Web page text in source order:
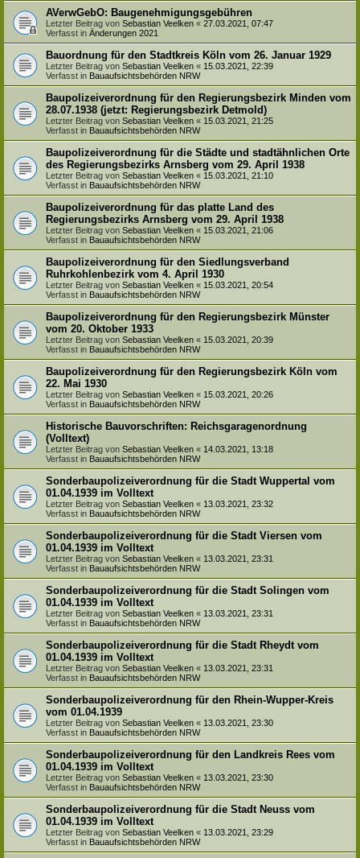
AVerwGebO: Baugenehmigungsgebühren
Letzter Beitrag von Sebastian Veelken « 27.03.2021, 07:47
Verfasst in Änderungen 2021
Bauordnung für den Stadtkreis Köln vom 26. Januar 1929
Letzter Beitrag von Sebastian Veelken « 15.03.2021, 22:39
Verfasst in Bauaufsichtsbehörden NRW
Baupolizeiverordnung für den Regierungsbezirk Minden vom
28.07.1938 (jetzt: Regierungsbezirk Detmold)
Letzter Beitrag von Sebastian Veelken « 15.03.2021, 21:25
Verfasst in Bauaufsichtsbehörden NRW
Baupolizeiverordnung für die Städte und stadtähnlichen Orte
des Regierungsbezirks Arnsberg vom 29. April 1938
Letzter Beitrag von Sebastian Veelken « 15.03.2021, 21:10
Verfasst in Bauaufsichtsbehörden NRW
Baupolizeiverordnung für das platte Land des
Regierungsbezirks Arnsberg vom 29. April 1938
Letzter Beitrag von Sebastian Veelken « 15.03.2021, 21:06
Verfasst in Bauaufsichtsbehörden NRW
Baupolizeiverordnung für den Siedlungsverband
Ruhrkohlenbezirk vom 4. April 1930
Letzter Beitrag von Sebastian Veelken « 15.03.2021, 20:54
Verfasst in Bauaufsichtsbehörden NRW
Baupolizeiverordnung für den Regierungsbezirk Münster
vom 20. Oktober 1933
Letzter Beitrag von Sebastian Veelken « 15.03.2021, 20:39
Verfasst in Bauaufsichtsbehörden NRW
Baupolizeiverordnung für den Regierungsbezirk Köln vom
22. Mai 1930
Letzter Beitrag von Sebastian Veelken « 15.03.2021, 20:26
Verfasst in Bauaufsichtsbehörden NRW
Historische Bauvorschriften: Reichsgaragenordnung
(Volltext)
Letzter Beitrag von Sebastian Veelken « 14.03.2021, 13:18
Verfasst in Bauaufsichtsbehörden NRW
Sonderbaupolizeiverordnung für die Stadt Wuppertal vom
01.04.1939 im Volltext
Letzter Beitrag von Sebastian Veelken « 13.03.2021, 23:32
Verfasst in Bauaufsichtsbehörden NRW
Sonderbaupolizeiverordnung für die Stadt Viersen vom
01.04.1939 im Volltext
Letzter Beitrag von Sebastian Veelken « 13.03.2021, 23:31
Verfasst in Bauaufsichtsbehörden NRW
Sonderbaupolizeiverordnung für die Stadt Solingen vom
01.04.1939 im Volltext
Letzter Beitrag von Sebastian Veelken « 13.03.2021, 23:31
Verfasst in Bauaufsichtsbehörden NRW
Sonderbaupolizeiverordnung für die Stadt Rheydt vom
01.04.1939 im Volltext
Letzter Beitrag von Sebastian Veelken « 13.03.2021, 23:31
Verfasst in Bauaufsichtsbehörden NRW
Sonderbaupolizeiverordnung für den Rhein-Wupper-Kreis
vom 01.04.1939
Letzter Beitrag von Sebastian Veelken « 13.03.2021, 23:30
Verfasst in Bauaufsichtsbehörden NRW
Sonderbaupolizeiverordnung für den Landkreis Rees vom
01.04.1939 im Volltext
Letzter Beitrag von Sebastian Veelken « 13.03.2021, 23:30
Verfasst in Bauaufsichtsbehörden NRW
Sonderbaupolizeiverordnung für die Stadt Neuss vom
01.04.1939 im Volltext
Letzter Beitrag von Sebastian Veelken « 13.03.2021, 23:29
Verfasst in Bauaufsichtsbehörden NRW